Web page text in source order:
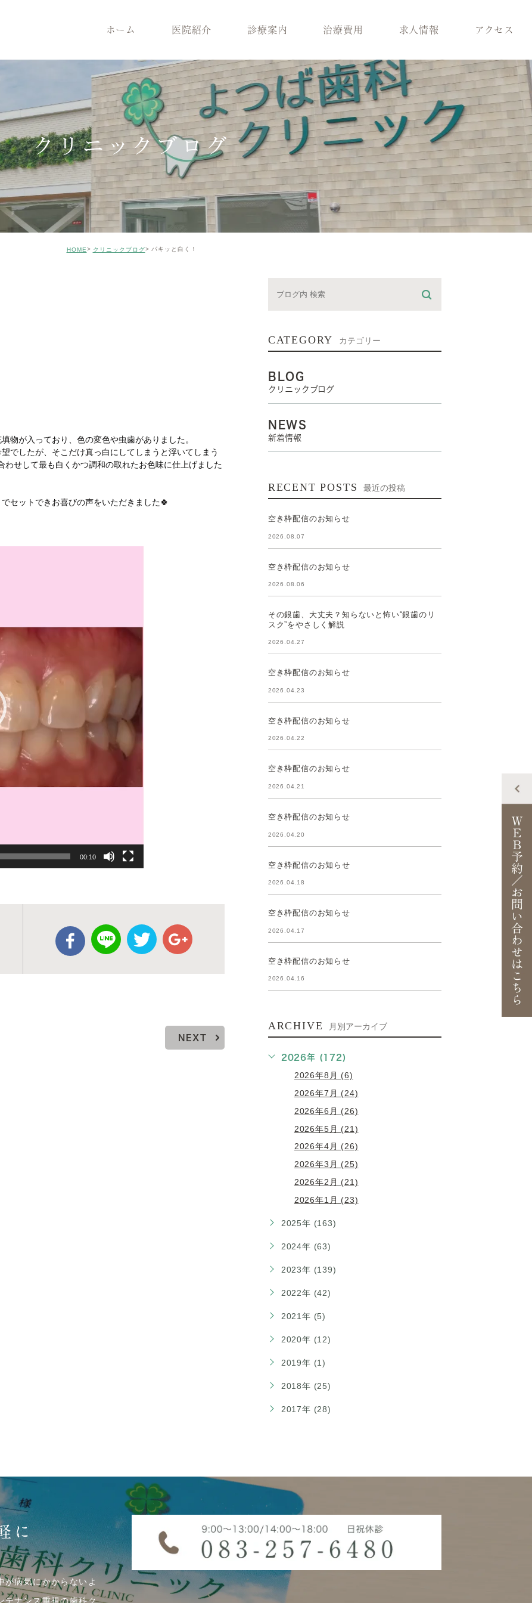
ホーム 医院紹介
院長紹介 スタッフ紹介
医院コンセプト クリニックの特徴 医院環境
設備機器 症例のご紹介 ブログ
診療案内
診療案内 一般歯科 歯周病治療
根管治療 インプラント治療 入れ歯
メンテナンス 審美治療 保険適用の白い歯
矯正歯科 小児歯科 小児矯正
ホワイトニング ICON メラニン除去
親知らずの抜歯
どの診療科を受けれ
治療費用 求人情報 アクセス
クリニックブログ
HOME クリニックブログ パキッと白く！
物が入っており、色の変色や虫歯がありました。
でしたが、そこだけ真っ白にしてしまうと浮いてしまう
せして最も白くかつ調和の取れたお色味に仕上げました
セットできお喜びの声をいただきました🍀
00:10
NEXT
CATEGORY カテゴリー
BLOG
クリニックブログ
NEWS
新着情報
RECENT POSTS 最近の投稿
空き枠配信のお知らせ
2026.08.07
空き枠配信のお知らせ
2026.08.06
その銀歯、大丈夫？知らないと怖い“銀歯のリ
スク”をやさしく解説
2026.04.27
空き枠配信のお知らせ
2026.04.23
空き枠配信のお知らせ
2026.04.22
空き枠配信のお知らせ
2026.04.21
空き枠配信のお知らせ
2026.04.20
空き枠配信のお知らせ
2026.04.18
空き枠配信のお知らせ
2026.04.17
空き枠配信のお知らせ
2026.04.16
ARCHIVE 月別アーカイブ
2026年 (172)
2026年8月 (6)
2026年7月 (24)
2026年6月 (26)
2026年5月 (21)
2026年4月 (26)
2026年3月 (25)
2026年2月 (21)
2026年1月 (23)
2025年 (163)
2024年 (63)
2023年 (139)
2022年 (42)
2021年 (5)
2020年 (12)
2019年 (1)
2018年 (25)
2017年 (28)
に
が病気にかからないよ
テナンス重視の歯科ク